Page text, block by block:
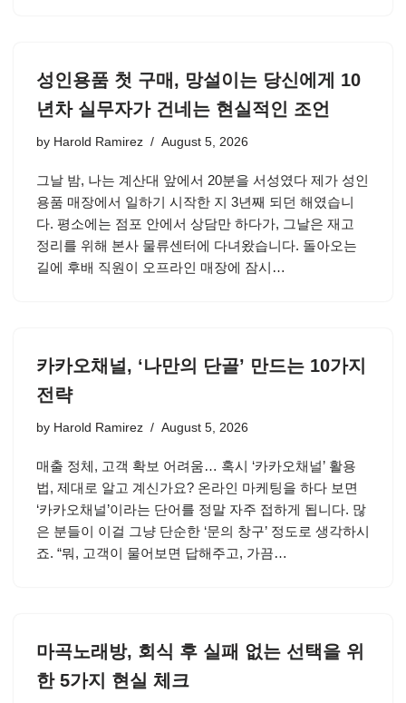
성인용품 첫 구매, 망설이는 당신에게 10
년차 실무자가 건네는 현실적인 조언
by Harold Ramirez August 5, 2026
그날 밤, 나는 계산대 앞에서 20분을 서성였다 제가 성인
용품 매장에서 일하기 시작한 지 3년째 되던 해였습니
다. 평소에는 점포 안에서 상담만 하다가, 그날은 재고
정리를 위해 본사 물류센터에 다녀왔습니다. 돌아오는
길에 후배 직원이 오프라인 매장에 잠시…
카카오채널, ‘나만의 단골’ 만드는 10가지
전략
by Harold Ramirez August 5, 2026
매출 정체, 고객 확보 어려움… 혹시 ‘카카오채널’ 활용
법, 제대로 알고 계신가요? 온라인 마케팅을 하다 보면
‘카카오채널’이라는 단어를 정말 자주 접하게 됩니다. 많
은 분들이 이걸 그냥 단순한 ‘문의 창구’ 정도로 생각하시
죠. “뭐, 고객이 물어보면 답해주고, 가끔…
마곡노래방, 회식 후 실패 없는 선택을 위
한 5가지 현실 체크